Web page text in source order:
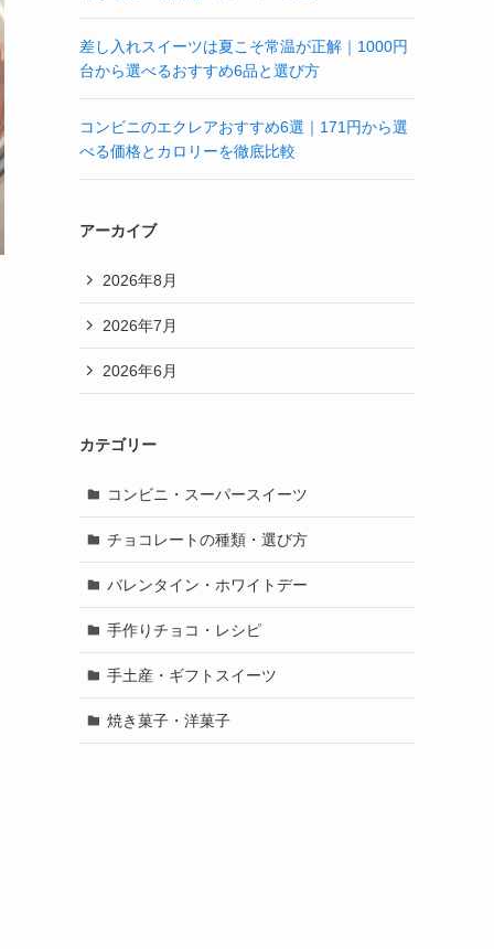
差し入れスイーツは夏こそ常温が正解｜1000円
台から選べるおすすめ6品と選び方
コンビニのエクレアおすすめ6選｜171円から選
べる価格とカロリーを徹底比較
アーカイブ
2026年8月
2026年7月
2026年6月
カテゴリー
コンビニ・スーパースイーツ
チョコレートの種類・選び方
バレンタイン・ホワイトデー
手作りチョコ・レシピ
手土産・ギフトスイーツ
焼き菓子・洋菓子